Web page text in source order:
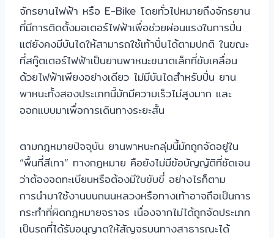
จักรยานไฟฟ้า หรือ E-Bike โดยทั่วไปหมายถึงจักรยาน
ที่มีการติดตั้งมอเตอร์ไฟฟ้าเพื่อช่วยผ่อนแรงในการปั่น
แต่ยังคงมีบันไดให้สามารถใช้เท้าปั่นได้ตามปกติ ในขณะ
ที่สกู๊ตเตอร์ไฟฟ้าเป็นยานพาหนะขนาดเล็กที่ขับเคลื่อน
ด้วยไฟฟ้าเพียงอย่างเดียว ไม่มีบันไดสำหรับปั่น ยาน
พาหนะทั้งสองประเภทนี้มักมีความเร็วไม่สูงมาก และ
ออกแบบมาเพื่อการเดินทางระยะสั้น
ตามกฎหมายปัจจุบัน ยานพาหนะกลุ่มนี้มักถูกจัดอยู่ใน
“พื้นที่สีเทา” ทางกฎหมาย คือยังไม่มีข้อบัญญัติที่ชัดเจน
ว่าต้องจดทะเบียนหรือต้องมีใบขับขี่ อย่างไรก็ตาม
การนำมาใช้งานบนถนนหลวงหรือทางเท้าอาจถือเป็นการ
กระทำที่ผิดกฎหมายจราจร เนื่องจากไม่ได้ถูกจัดประเภท
เป็นรถที่ได้รับอนุญาตให้สัญจรบนทางสาธารณะได้